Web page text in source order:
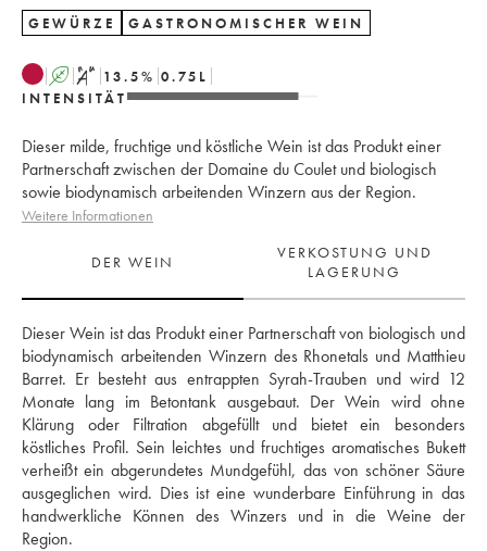
GEWÜRZE GASTRONOMISCHER WEIN
A S 13.5% 0.75 L
INTENSITÄT
Dieser milde, fruchtige und köstliche Wein ist das Produkt einer
Partnerschaft zwischen der Domaine du Coulet und biologisch
sowie biodynamisch arbeitenden Winzern aus der Region.
Weitere Informationen
DER WEIN
VERKOSTUNG UND
LAGERUNG
Dieser Wein ist das Produkt einer Partnerschaft von biologisch und
biodynamisch arbeitenden Winzern des Rhonetals und Matthieu
Barret. Er besteht aus entrappten Syrah-Trauben und wird 12
Monate lang im Betontank ausgebaut. Der Wein wird ohne
Klärung oder Filtration abgefüllt und bietet ein besonders
köstliches Profil. Sein leichtes und fruchtiges aromatisches Bukett
verheißt ein abgerundetes Mundgefühl, das von schöner Säure
ausgeglichen wird. Dies ist eine wunderbare Einführung in das
handwerkliche Können des Winzers und in die Weine der
Region.